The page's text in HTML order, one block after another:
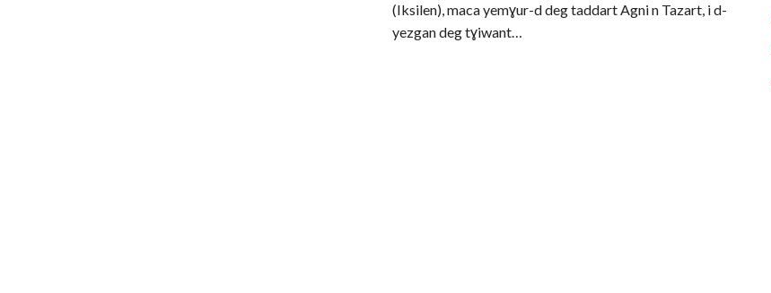
(Iksilen), maca yemɣur-d deg taddart Agni n Tazart, i d-
yezgan deg tɣiwant…